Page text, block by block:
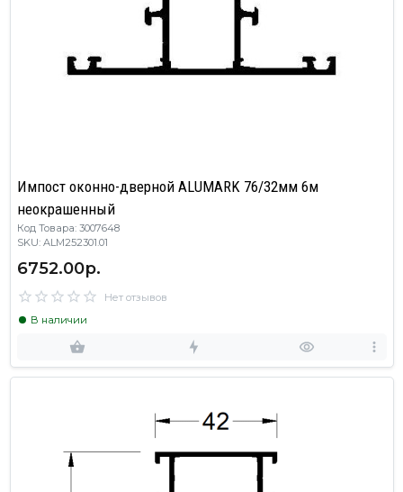
Импост оконно-дверной ALUMARK 76/32мм 6м
неокрашенный
Код Товара: 3007648
SKU: ALM252301.01
6752.00р.
Нет отзывов
В наличии